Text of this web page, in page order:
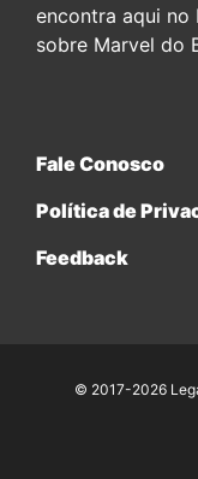
encontra aqui no
sobre Marvel do
Fale Conosco
Política de
Feedback
© 2017-2026